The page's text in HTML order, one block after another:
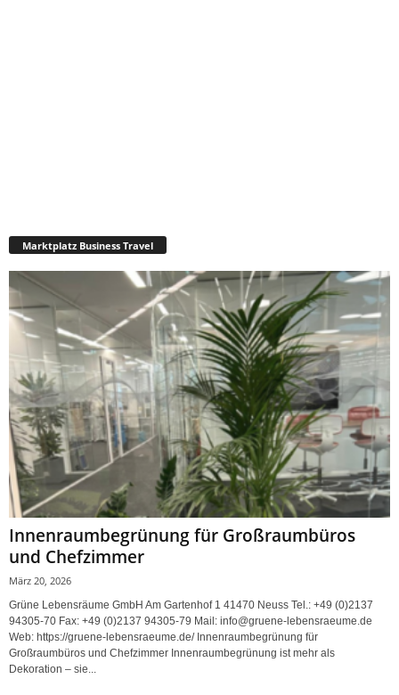
Marktplatz Business Travel
Innenraumbegrünung für Großraumbüros
und Chefzimmer
März 20, 2026
Grüne Lebensräume GmbH Am Gartenhof 1 41470 Neuss Tel.: +49 (0)2137
94305-70 Fax: +49 (0)2137 94305-79 Mail: info@gruene-lebensraeume.de
Web: https://gruene-lebensraeume.de/ Innenraumbegrünung für
Großraumbüros und Chefzimmer Innenraumbegrünung ist mehr als
Dekoration – sie...